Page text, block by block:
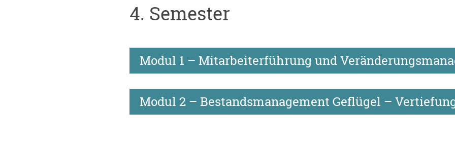
4. Semester
Modul 1 – Mitarbeiterführung und
Modul 2 – Bestandsmanagement Geflügel –